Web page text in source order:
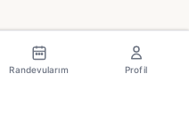
Randevularım Profil